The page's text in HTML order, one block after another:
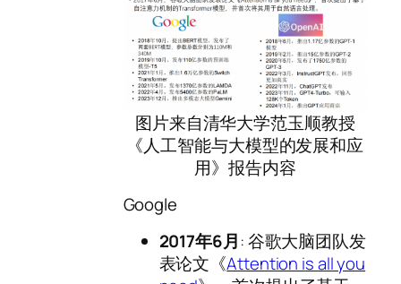
图片来自清华大学范玉顺教授
《人工智能与大模型的发展和应
用》报告内容
Google
2017年6月: 谷歌大脑团队发
表论文《Attention is all you